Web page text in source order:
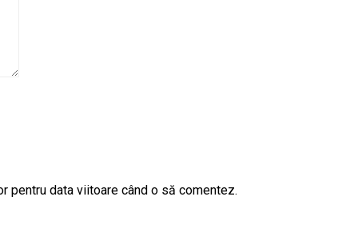
pentru data viitoare când o să comentez.